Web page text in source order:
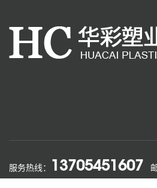
服务热线： 13705451607